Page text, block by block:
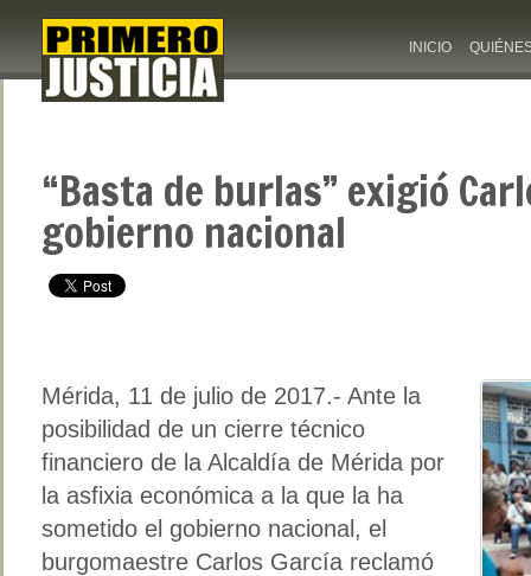
INICIO
“Basta de burlas” exigió
gobierno nacional
Mérida, 11 de julio de 2017.- Ante la
posibilidad de un cierre técnico
financiero de la Alcaldía de Mérida por
la asfixia económica a la que la ha
sometido el gobierno nacional, el
burgomaestre Carlos García reclamó